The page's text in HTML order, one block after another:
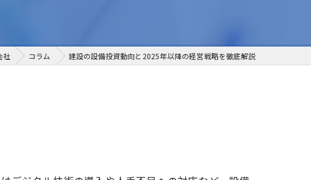
社 コラム 建設の設備投資動向と2025年以降の経営戦略を徹底解説